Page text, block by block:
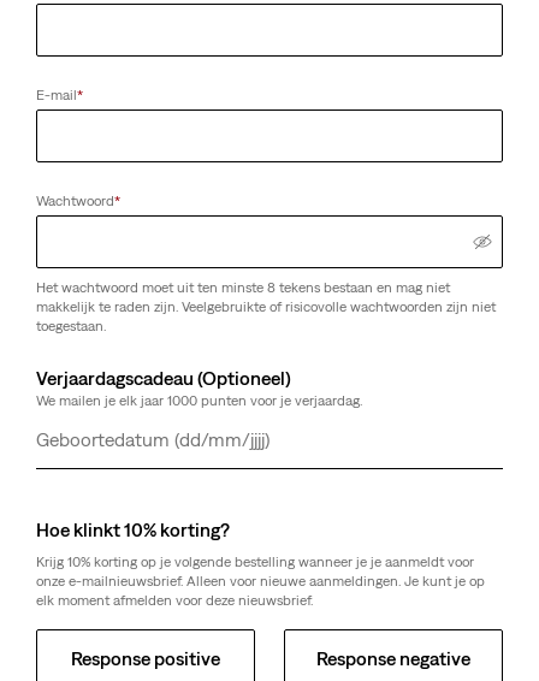
E-mail*
Wachtwoord*
Het wachtwoord moet uit ten minste 8 tekens bestaan en mag niet
makkelijk te raden zijn. Veelgebruikte of risicovolle wachtwoorden zijn niet
toegestaan.
Verjaardagscadeau (Optioneel)
We mailen je elk jaar 1000 punten voor je verjaardag.
Dag
Maand
Jaar
Hoe klinkt 10% korting?
Krijg 10% korting op je volgende bestelling wanneer je je aanmeldt voor
onze e-mailnieuwsbrief. Alleen voor nieuwe aanmeldingen. Je kunt je op
elk moment afmelden voor deze nieuwsbrief.
Response positive Response negative